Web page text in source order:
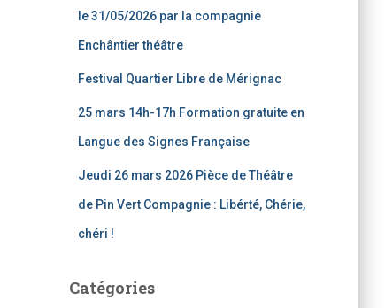
le 31/05/2026 par la compagnie
Enchântier théâtre
Festival Quartier Libre de Mérignac
25 mars 14h-17h Formation gratuite en
Langue des Signes Française
Jeudi 26 mars 2026 Pièce de Théâtre
de Pin Vert Compagnie : Libérté, Chérie,
chéri !
Catégories